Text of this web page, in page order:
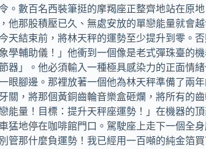
數百名西裝筆挺的摩羯座正整齊地站在原
那股積壓已久、無處安放的單戀能量就會
結束前，將林天秤的運勢至少提升到零。
輔助儀！」他衝到一個像是老式彈珠臺的
器」。他必須輸入一種極具感染力的正面情
腳邊。那裡放著一個他為林天秤準備了兩
，將那個黃銅齒輪音樂盒砸爛，將所有的
量！目標：提升天秤座運勢！」在機器的頂
猛地停在咖啡館門口。駕駛座上走下一個
管那什麼負運勢！我已經用一百噸的純金箔